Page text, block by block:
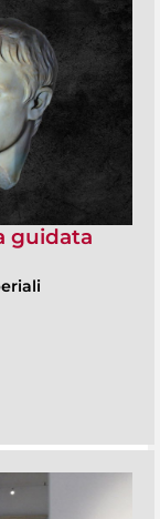
guidata